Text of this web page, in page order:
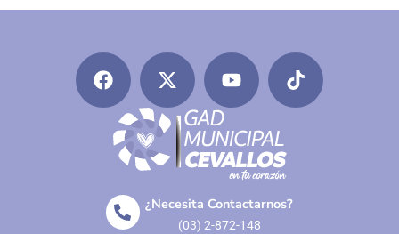
¿Necesita Contactarnos?
(03) 2-872-148